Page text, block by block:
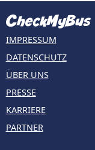
IMPRESSUM
DATENSCHUTZ
ÜBER UNS
PRESSE
KARRIERE
PARTNER